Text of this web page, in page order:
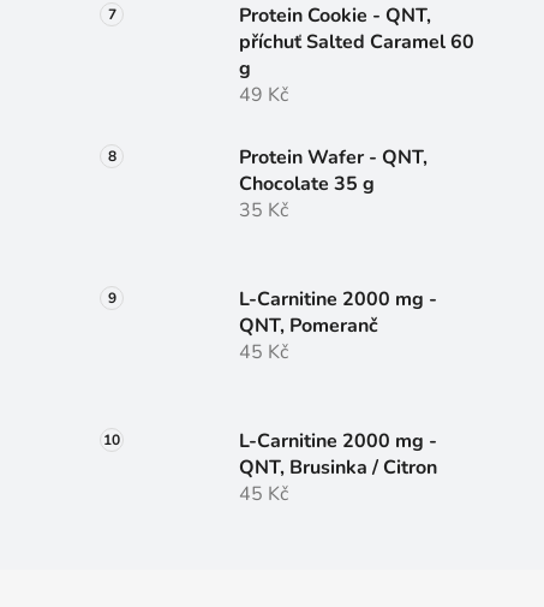
Protein Cookie - QNT,
příchuť Salted Caramel 60
g
49 Kč
Protein Wafer - QNT,
Chocolate 35 g
35 Kč
L-Carnitine 2000 mg -
QNT, Pomeranč
45 Kč
L-Carnitine 2000 mg -
QNT, Brusinka / Citron
45 Kč